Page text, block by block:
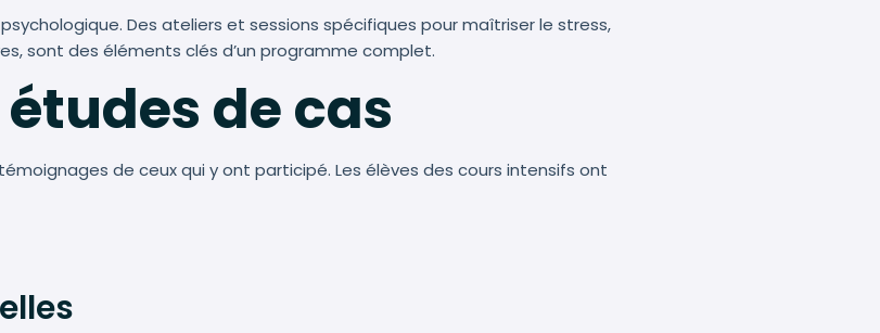
Des ateliers et sessions spécifiques pour maîtriser le stress,
sont des éléments clés d’un programme complet.
de cas
de ceux qui y ont participé. Les élèves des cours intensifs ont